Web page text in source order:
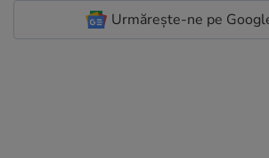
Urmărește-ne pe